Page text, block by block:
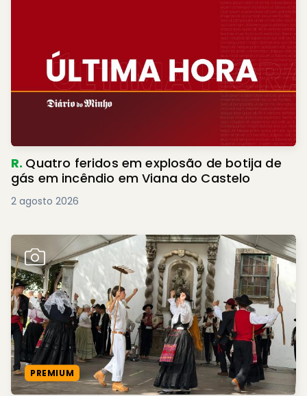
R. Quatro feridos em explosão de botija de
gás em incêndio em Viana do Castelo
2 agosto 2026
PREMIUM